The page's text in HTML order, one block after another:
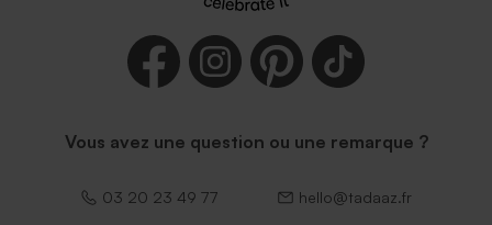
Vous avez une question ou une remarque ?
03 20 23 49 77 hello@tadaaz.fr